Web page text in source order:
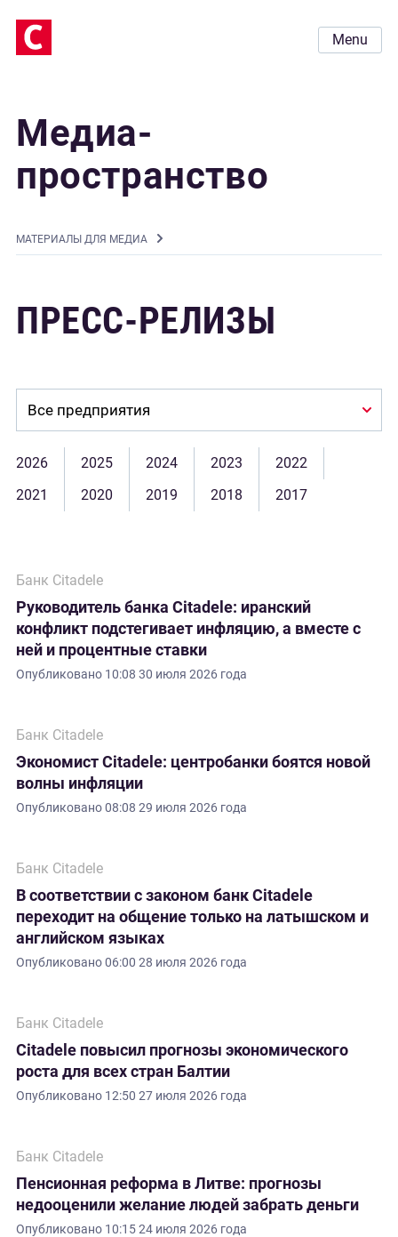
Menu
Медиа-
пространство
MАТЕРИАЛЫ ДЛЯ МЕДИА
ПРЕСС-РЕЛИЗЫ
2026 2025 2024 2023
2022
2021
2020 2019 2018 2017
Банк Citadele
Руководитель банка Citadele: иранский
конфликт подстегивает инфляцию, а вместе с
ней и процентные ставки
Опубликовано 10:08 30 июля 2026 года
Банк Citadele
Экономист Citadele: центробанки боятся новой
волны инфляции
Опубликовано08:08 29 июля 2026 года
Банк Citadele
В соответствии с законом банк Citadele
переходит на общение только на латышском и
английском языках
Опубликовано06:00 28 июля 2026 года
Банк Citadele
Citadele повысил прогнозы экономического
роста для всех стран Балтии
Опубликовано 12:50 27 июля 2026 года
Банк Citadele
Пенсионная реформа в Литве: прогнозы
недооценили желание людей забрать деньги
Опубликовано 10:15 24 июля 2026 года